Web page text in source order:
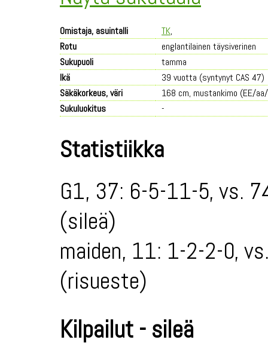
Omistaja, asuintalli TK,
Rotu
englantilainen täysiverinen
Sukupuoli
tamma
Ikä
39 vuotta (syntynyt CAS 47)
Säkäkorkeus, väri
168 cm, mustankimo (EE/
Sukuluokitus
-
Statistiikka
G1, 37: 6-5-11-5, vs.
(sileä)
maiden, 11: 1-2-2-0,
(risueste)
Kilpailut - sileä